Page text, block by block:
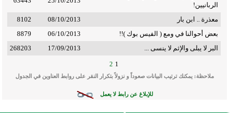
الربانيين!
معذرة .. ابن بار 08/10/2013
8102
بعض أحوالنا في ومع ( الفيس بوك )!!
06/10/2013
8879
البر لا يبلى والإثم لا ينسى ...
17/09/2013
268203
1
2
ملاحظة: يمكنك ترتيب البيانات صعوداً و نزولاً بتكرار النقر على روابط العناوين في الجدول
للإبلاغ عن رابط لا يعمل